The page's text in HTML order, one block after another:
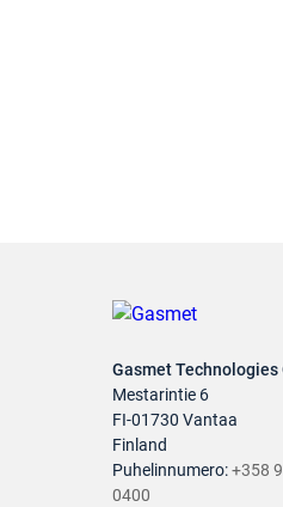
Gasmet Technologies
Mestarintie 6
FI-01730 Vantaa
Finland
Puhelinnumero:+358
0400